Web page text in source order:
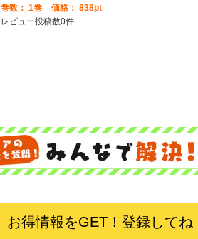
巻数： 1巻
価格： 838pt
レビュー投稿数0件
お得情報をGET！登録してね